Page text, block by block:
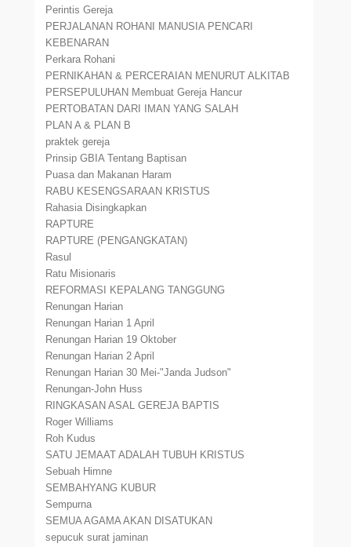
Perintis Gereja
PERJALANAN ROHANI MANUSIA PENCARI
KEBENARAN
Perkara Rohani
PERNIKAHAN & PERCERAIAN MENURUT ALKITAB
PERSEPULUHAN Membuat Gereja Hancur
PERTOBATAN DARI IMAN YANG SALAH
PLAN A & PLAN B
praktek gereja
Prinsip GBIA Tentang Baptisan
Puasa dan Makanan Haram
RABU KESENGSARAAN KRISTUS
Rahasia Disingkapkan
RAPTURE
RAPTURE (PENGANGKATAN)
Rasul
Ratu Misionaris
REFORMASI KEPALANG TANGGUNG
Renungan Harian
Renungan Harian 1 April
Renungan Harian 19 Oktober
Renungan Harian 2 April
Renungan Harian 30 Mei-"Janda Judson"
Renungan-John Huss
RINGKASAN ASAL GEREJA BAPTIS
Roger Williams
Roh Kudus
SATU JEMAAT ADALAH TUBUH KRISTUS
Sebuah Himne
SEMBAHYANG KUBUR
Sempurna
SEMUA AGAMA AKAN DISATUKAN
sepucuk surat jaminan